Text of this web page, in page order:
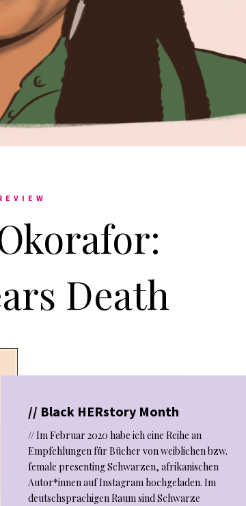
Death
// Black HERstory Month
// Im Februar 2020 habe ich eine Reihe an
Empfehlungen für Bücher von weiblichen bzw.
female presenting Schwarzen, afrikanischen
Autor*innen auf Instagram hochgeladen. Im
deutschsprachigen Raum sind Schwarze